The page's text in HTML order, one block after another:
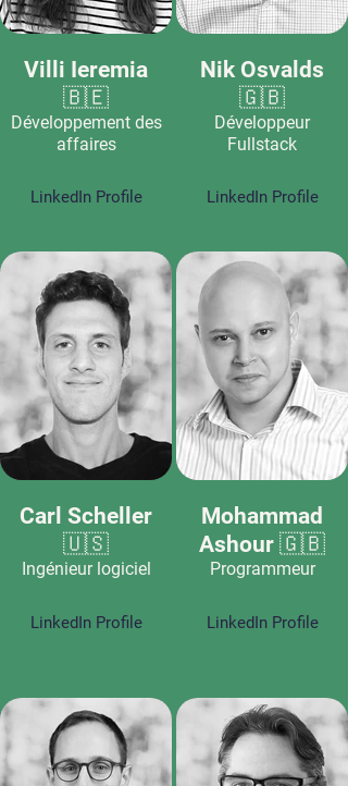
Villi Ieremia
🇧🇪
Développement des
affaires
LinkedIn Profile
Nik Osvalds
🇬🇧
Développeur
Fullstack
LinkedIn Profile
Carl Scheller
🇺🇸
Ingénieur logiciel
LinkedIn Profile
Mohammad
Ashour 🇬🇧
Programmeur
LinkedIn Profile